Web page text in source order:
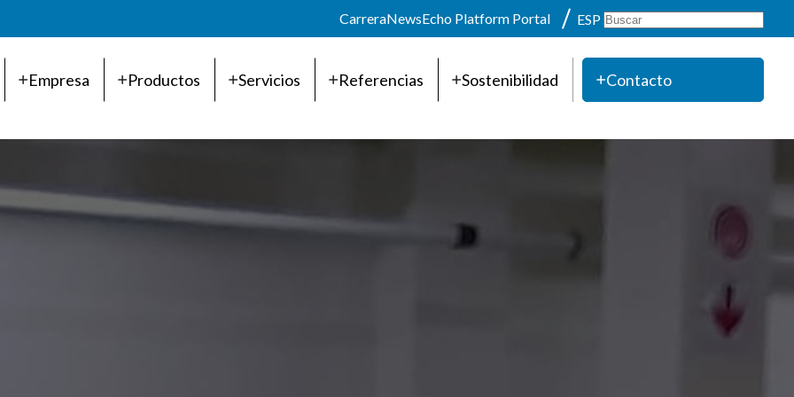
CarreraNewsEcho Platform Portal ESP
Empresa Productos Servicios Referencias Sostenibilidad Contacto